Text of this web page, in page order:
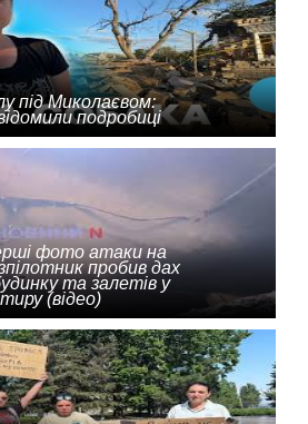
під Миколаєвом:
подробиці
фото атаки на
пробив дах
та залетів у
(відео)